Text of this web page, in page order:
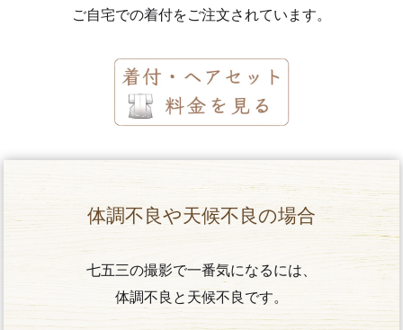
ご自宅での着付をご注文されています。
体調不良や天候不良の場合
七五三の撮影で一番気になるには、
体調不良と天候不良です。